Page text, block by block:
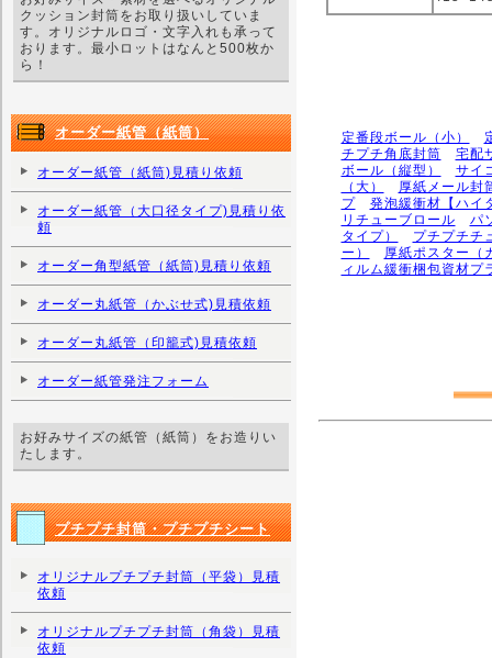
定番段ボール（小）
チプチ角底封筒
宅配
ボール（縦型）
サイ
（大）
厚紙メール封
プ
発泡緩衝材【ハイ
リチューブロール
パ
タイプ）
プチプチチ
ー）
厚紙ポスター（
ィルム緩衝梱包資材プ
クッション封筒をお取り扱いしていま
す。オリジナルロゴ・文字入れも承って
おります。最小ロットはなんと500枚か
ら！
オーダー紙管（紙筒）
オーダー紙管（紙筒)見積り依頼
オーダー紙管（大口径タイプ)見積り依
頼
オーダー角型紙管（紙筒)見積り依頼
オーダー丸紙管（かぶせ式)見積依頼
オーダー丸紙管（印籠式)見積依頼
オーダー紙管発注フォーム
お好みサイズの紙管（紙筒）をお造りい
たします。
プチプチ封筒・プチプチシート
オリジナルプチプチ封筒（平袋）見積
依頼
オリジナルプチプチ封筒（角袋）見積
依頼